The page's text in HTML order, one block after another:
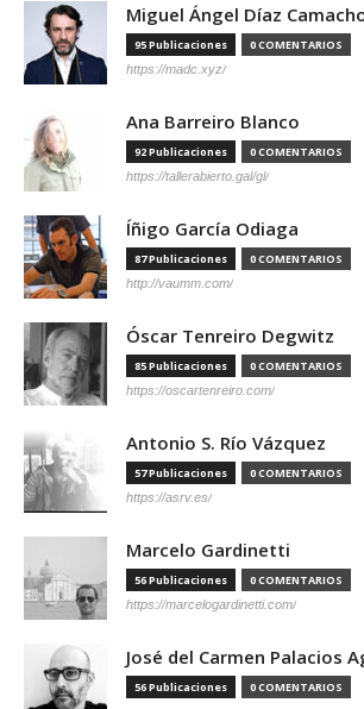
Miguel Ángel Díaz
95 Publicaciones 0 COMENTARIOS
https://madc.xyz/
Ana Barreiro Blanco
92 Publicaciones 0 COMENTARIOS
https://tallerabierto.gal/gl/
Íñigo García Odiaga
87 Publicaciones 0 COMENTARIOS
http://vaumm.com/
Óscar Tenreiro Degwitz
85 Publicaciones 0 COMENTARIOS
https://oscartenreiro.com/
Antonio S. Río Vázquez
57 Publicaciones 0 COMENTARIOS
https://asrv.es/
Marcelo Gardinetti
56 Publicaciones 0 COMENTARIOS
https://marcelogardinetti.com/
José del Carmen Palacios
56 Publicaciones 0 COMENTARIOS